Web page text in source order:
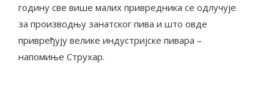
годину све више малих привредника се одлучује
за производњу занатског пива и што овде
привређују велике индустријске пивара –
напомиње Струхар.